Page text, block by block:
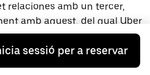
relaciones amb un tercer,
amb aquest, del qual Uber
contacta directament amb
sessió per a reservar